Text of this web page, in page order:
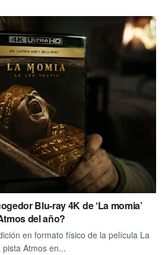
Blu-ray 4K de ‘La momia’
del año?
en formato físico de la película La
Atmos en...